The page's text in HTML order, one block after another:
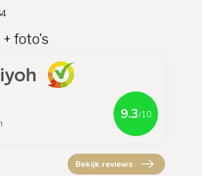
foto's
9.3/10
Bekijk reviews